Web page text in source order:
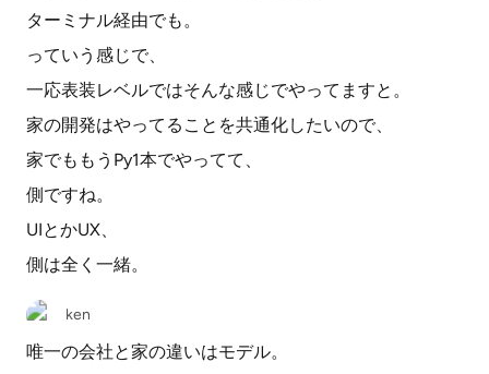
ターミナル経由でも。
っていう感じで、
一応表装レベルではそんな感じでやってますと。
家の開発はやってることを共通化したいので、
家でももうPy1本でやってて、
側ですね。
UIとかUX、
側は全く一緒。
ken
唯一の会社と家の違いはモデル。